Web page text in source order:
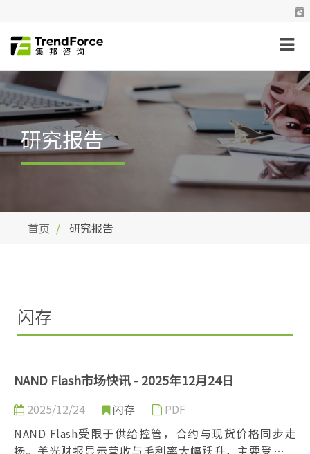
研究报告
首页 研究报告
闪存
NAND Flash市场快讯 - 2025年12月24日
2025/12/24 闪存
PDF
NAND Flash受限于供给控管，合约与现货价格同步走
扬。美光财报显示营收与毛利率大幅跃升，主要受惠于